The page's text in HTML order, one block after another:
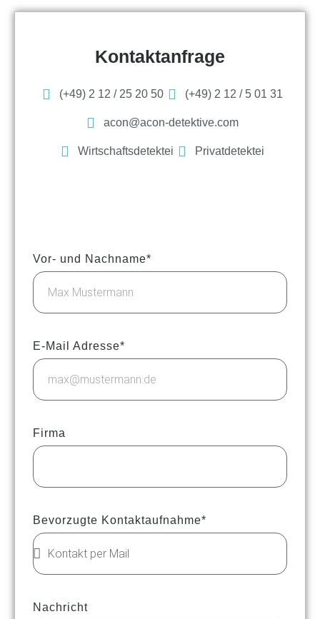
Kontaktanfrage
(+49) 2 12 / 25 20 50 (+49) 2 12 / 5 01 31
acon@acon-detektive.com
Wirtschaftsdetektei Privatdetektei
Vor- und Nachname*
E-Mail Adresse*
Firma
Bevorzugte Kontaktaufnahme*
Nachricht